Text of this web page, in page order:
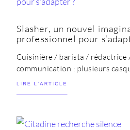
Slasher, un nouvel
professionnel pour
Cuisinière / barista / rédactrice
communication : plusieurs
LIRE L'ARTICLE